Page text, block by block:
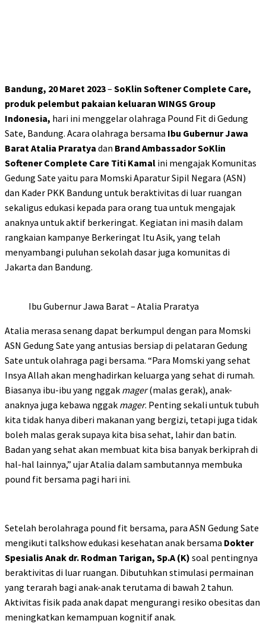
Bandung, 20 Maret 2023– SoKlin Softener Complete Care,
produk pelembut pakaian keluaran WINGS Group
Indonesia, hari ini menggelar olahraga Pound Fit di Gedung
Sate, Bandung. Acara olahraga bersama Ibu Gubernur Jawa
Barat Atalia Praratya dan Brand Ambassador SoKlin
Softener Complete Care Titi Kamal ini mengajak Komunitas
Gedung Sate yaitu para Momski Aparatur Sipil Negara (ASN)
dan Kader PKK Bandung untuk beraktivitas di luar ruangan
sekaligus edukasi kepada para orang tua untuk mengajak
anaknya untuk aktif berkeringat. Kegiatan ini masih dalam
rangkaian kampanye Berkeringat Itu Asik, yang telah
menyambangi puluhan sekolah dasar juga komunitas di
Jakarta dan Bandung.
Ibu Gubernur Jawa Barat – Atalia Praratya
Atalia merasa senang dapat berkumpul dengan para Momski
ASN Gedung Sate yang antusias bersiap di pelataran Gedung
Sate untuk olahraga pagi bersama. “Para Momski yang sehat
Insya Allah akan menghadirkan keluarga yang sehat di rumah.
Biasanya ibu-ibu yang nggak mager(malas gerak), anak-
anaknya juga kebawa nggak mager. Penting sekali untuk tubuh
kita tidak hanya diberi makanan yang bergizi, tetapi juga tidak
boleh malas gerak supaya kita bisa sehat, lahir dan batin.
Badan yang sehat akan membuat kita bisa banyak berkiprah di
hal-hal lainnya,” ujar Atalia dalam sambutannya membuka
pound fit bersama pagi hari ini.
Setelah berolahraga pound fit bersama, para ASN Gedung Sate
mengikuti talkshow edukasi kesehatan anak bersama Dokter
Spesialis Anak dr. Rodman Tarigan, Sp.A (K) soal pentingnya
beraktivitas di luar ruangan. Dibutuhkan stimulasi permainan
yang terarah bagi anak-anak terutama di bawah 2 tahun.
Aktivitas fisik pada anak dapat mengurangi resiko obesitas dan
meningkatkan kemampuan kognitif anak.